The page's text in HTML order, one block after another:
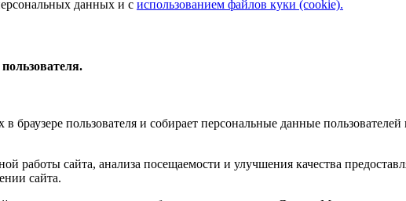
данных и с использованием файлов куки (cookie).
браузере пользователя и собирает персональные данные
работы сайта, анализа посещаемости и улучшения качества
сайта.